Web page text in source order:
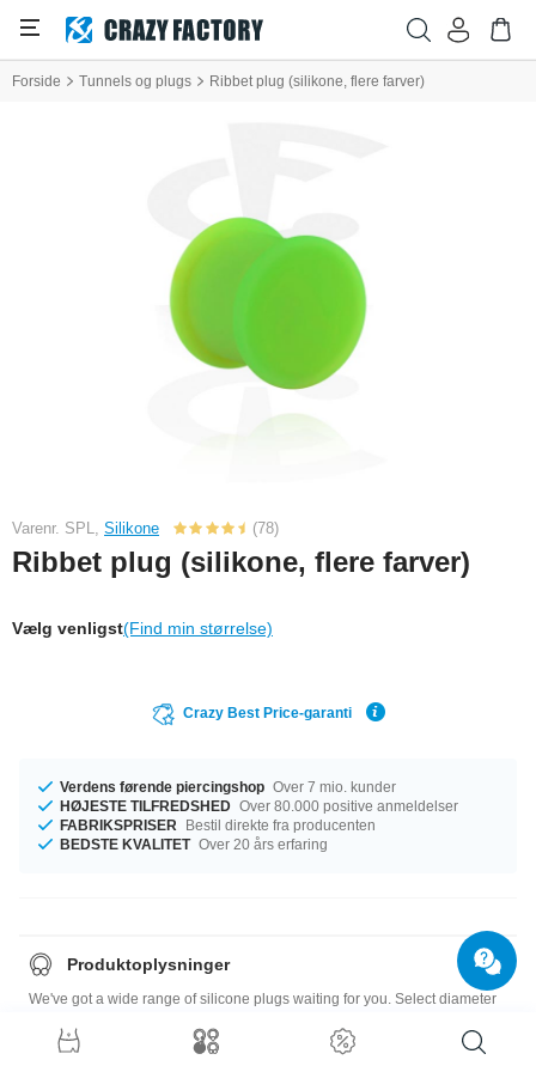
Forside Tunnels og plugs Ribbet plug (silikone, flere farver)
Varenr. SPL, Silikone (78)
Ribbet plug (silikone, flere farver)
Vælg venligst(Find min størrelse)
Crazy Best Price-garanti
Verdens førende piercingshop Over 7 mio. kunder
HØJESTE TILFREDSHED Over 80.000 positive anmeldelser
FABRIKSPRISER
Bestil direkte fra producenten
BEDSTE KVALITET Over 20 års erfaring
Produktoplysninger
We've got a wide range of silicone plugs waiting for you. Select diameter